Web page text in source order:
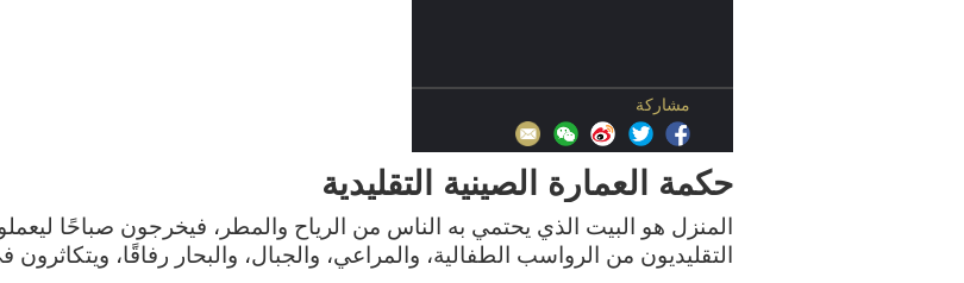
مشاركة
حكمة العمارة الصينية التقليدية
المنزل هو البيت الذي يحتمي به الناس من الرياح والمطر، فيخرجون صباحًا
التقليديون من الرواسب الطفالية، والمراعي، والجبال، والبحار رفاقًا،